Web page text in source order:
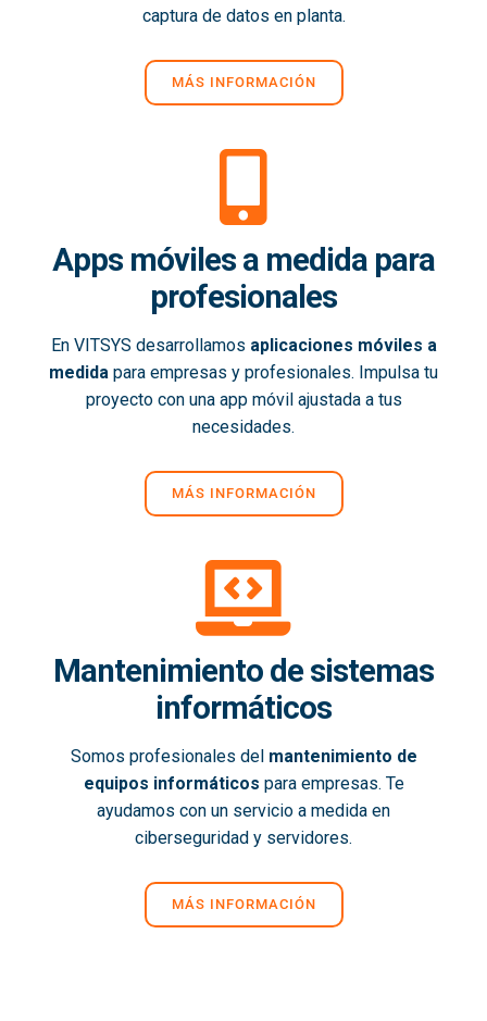
captura de datos en planta.
MÁS INFORMACIÓN
Apps móviles a medida para
profesionales
En VITSYS desarrollamos aplicaciones móviles a
medida para empresas y profesionales. Impulsa tu
proyecto con una app móvil ajustada a tus
necesidades.
MÁS INFORMACIÓN
Mantenimiento de sistemas
informáticos
Somos profesionales del mantenimiento de
equipos informáticos para empresas. Te
ayudamos con un servicio a medida en
ciberseguridad y servidores.
MÁS INFORMACIÓN